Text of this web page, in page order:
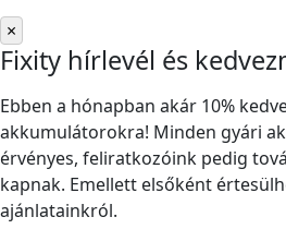
×
Fixity hírlevél és
Ebben a hónapban akár 10%
akkumulátorokra! Minden gyári
érvényes, feliratkozóink pedig
kapnak. Emellett elsőként
ajánlatainkról.